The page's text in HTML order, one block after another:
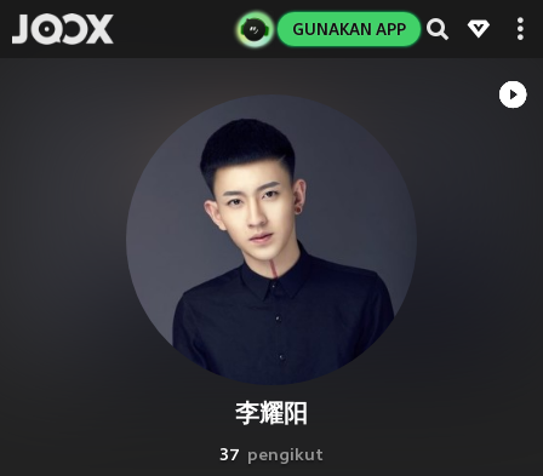
GUNAKAN APP
李耀阳
37 pengikut